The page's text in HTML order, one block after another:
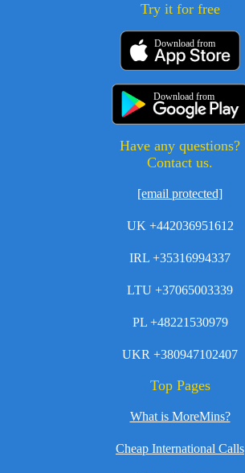
Try it for free
Download from
Download from
Have any questions?
Contact us.
[email protected]
UK +442036951612
IRL +35316994337
LTU +37065003339
PL +48221530979
UKR +380947102407
Top Pages
What is MoreMins?
Cheap International Calls